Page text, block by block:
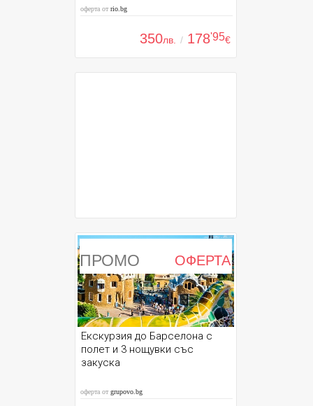
оферта отrio.bg
350лв. / 178'95€
ПРОМО ОФЕРТА
Екскурзия до Барселона с
полет и 3 нощувки със
закуска
оферта отgrupovo.bg